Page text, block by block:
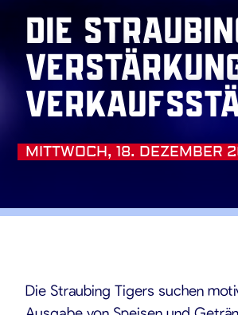
Die
MITTWOCH, 18. DEZEMBER
Die Straubing Tigers suchen